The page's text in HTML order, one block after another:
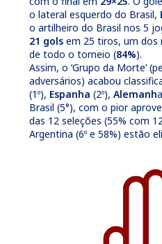
o lateral esquerdo do Brasil,
o artilheiro do Brasil nos 5
21 gols em 25 tiros, um
de todo o torneio (84%).
Assim, o ‘Grupo da Morte’
adversários) acabou
(1º), Espanha (2º),Alemanh
Brasil (5°), com o pior
das 12 seleções (55% com
Argentina (6º e 58%) estão